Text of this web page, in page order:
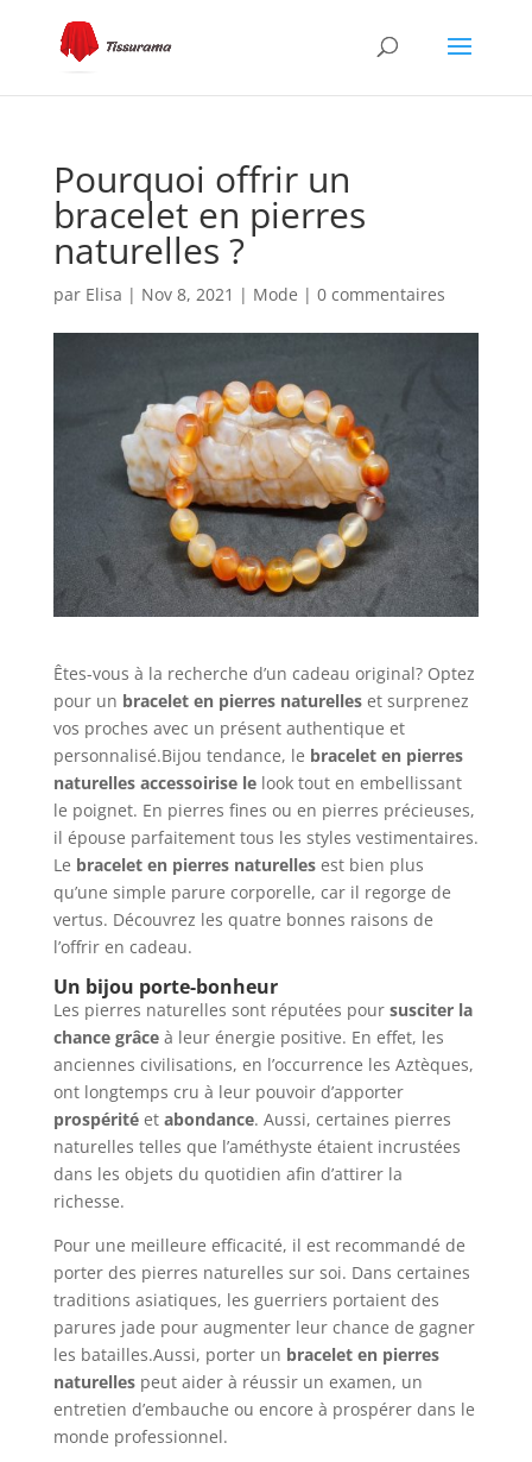
Pourquoi offrir un
bracelet en pierres
naturelles ?
par Elisa | Nov 8, 2021 | Mode | 0 commentaires
Êtes-vous à la recherche d’un cadeau original? Optez
pour un bracelet en pierres naturelleset surprenez
vos proches avec un présent authentique et
personnalisé.Bijou tendance, le bracelet en pierres
naturelles accessoirise lelook tout en embellissant
le poignet. En pierres fines ou en pierres précieuses,
il épouse parfaitement tous les styles vestimentaires.
Le bracelet en pierres naturellesest bien plus
qu’une simple parure corporelle, car il regorge de
vertus. Découvrez les quatre bonnes raisons de
l’offrir en cadeau.
Un bijou porte-bonheur
Les pierres naturelles sont réputées pour susciter la
chance grâceà leur énergie positive. En effet, les
anciennes civilisations, en l’occurrence les Aztèques,
ont longtemps cru à leur pouvoir d’apporter
prospéritéet abondance. Aussi, certaines pierres
naturelles telles que l’améthyste étaient incrustées
dans les objets du quotidien afin d’attirer la
richesse.
Pour une meilleure efficacité, il est recommandé de
porter des pierres naturelles sur soi. Dans certaines
traditions asiatiques, les guerriers portaient des
parures jade pour augmenter leur chance de gagner
les batailles.Aussi, porter un bracelet en pierres
naturellespeut aider à réussir un examen, un
entretien d’embauche ou encore à prospérer dans le
monde professionnel.